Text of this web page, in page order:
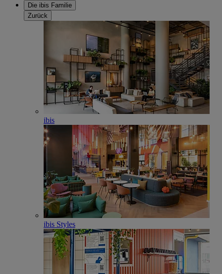
Die ibis Familie
Zurück
ibis
ibis Styles